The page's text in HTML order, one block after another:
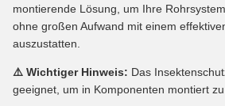
montierende Lösung, um Ihre
ohne großen Aufwand mit einem
auszustatten.
⚠️ Wichtiger Hinweis: Das
geeignet, um in Komponenten montiert zu